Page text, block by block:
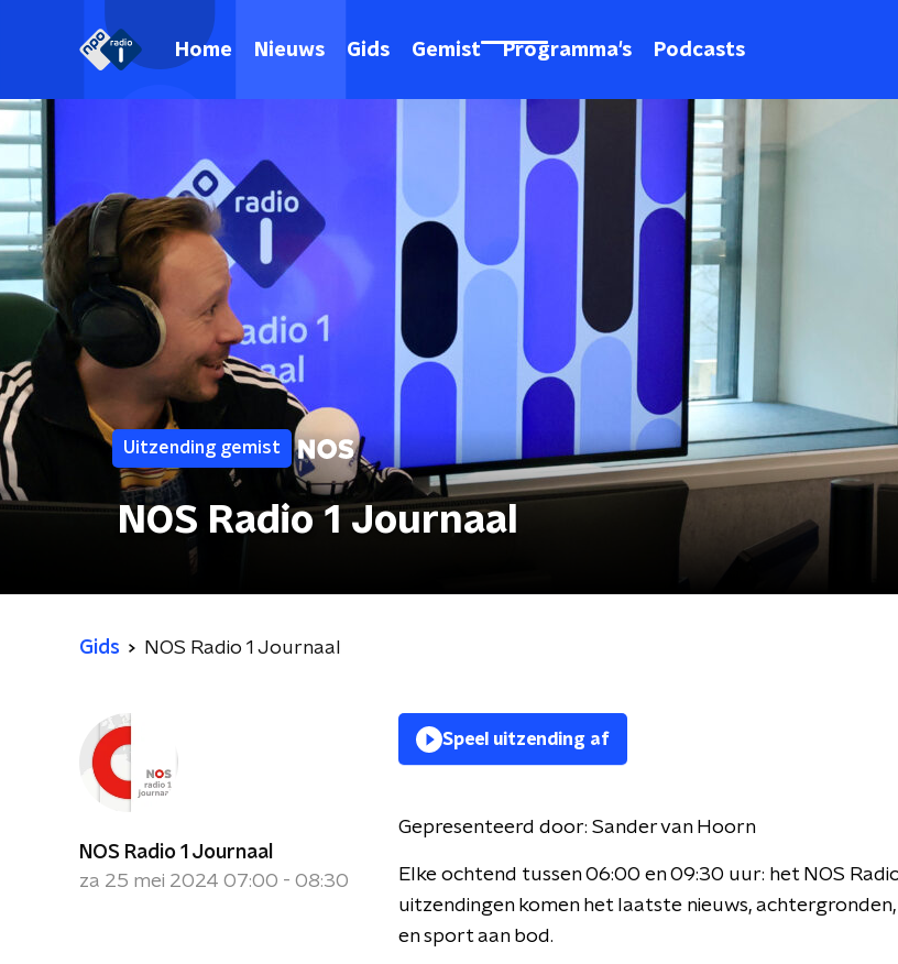
Home Nieuws Gids Gemist Programma's Podcasts
Uitzending gemist
NOS Radio 1 Journaal
Gids NOS Radio 1 Journaal
NOS Radio 1 Journaal
za 25 mei 2024 07:00 - 08:30
Speel uitzending af
Gepresenteerd door: Sander van Hoorn
Elke ochtend tussen 06:00 en 09:30 uur: het NOS
uitzendingen komen het laatste nieuws, achtergronden,
en sport aan bod.